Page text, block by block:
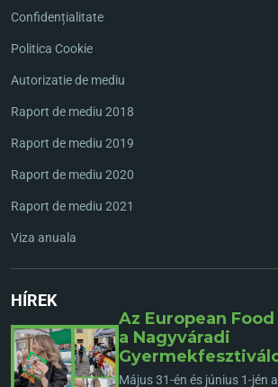
Confidențialitate
Politica Cookie
Autorizatie de mediu
Raport de mediu 2018
Raport de mediu 2019
Raport de mediu 2020
Raport de mediu 2021
Viza anuala
HÍREK
Az European
a Nagyváradi
Május 31-én és június 1-jén